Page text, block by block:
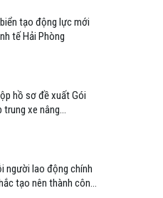
tạo động lực mới
tế Hải Phòng
hồ sơ đề xuất Gói
trung xe nâng
công ty Hàng hải
người lao động chính
tạo nên thành công